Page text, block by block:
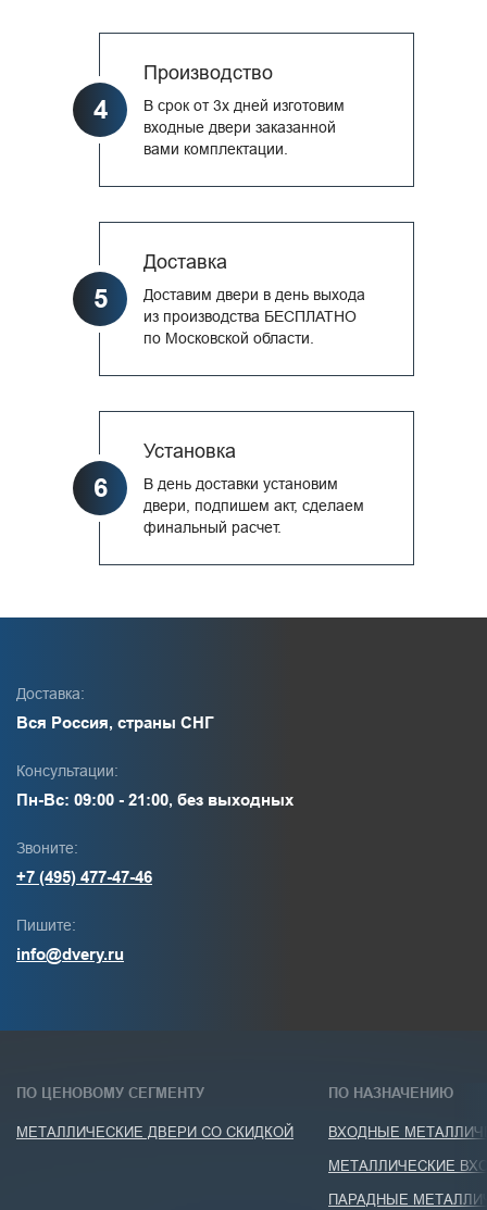
4
Производство
В срок от 3х дней изготовим
входные двери заказанной
вами комплектации.
5
Доставка
Доставим двери в день выхода
из производства БЕСПЛАТНО
по Московской области.
6
Установка
В день доставки установим
двери, подпишем акт, сделаем
финальный расчет.
Доставка:
Вся Россия, страны СНГ
Консультации:
Пн-Вс: 09:00 - 21:00, без выходных
Звоните:
+7 (495) 477-47-46
Пишите:
info@dvery.ru
ПО ЦЕНОВОМУ СЕГМЕНТУ
МЕТАЛЛИЧЕСКИЕ ДВЕРИ СО СКИДКОЙ
ПО НАЗНАЧЕНИЮ
ВХОДНЫЕ
МЕТАЛЛИЧЕСКИЕ
ПАРАДНЫЕ